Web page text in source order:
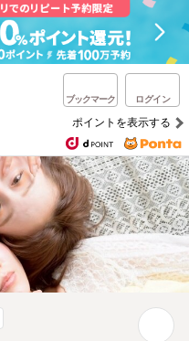
ブックマーク ログイン
ポイントを表示する